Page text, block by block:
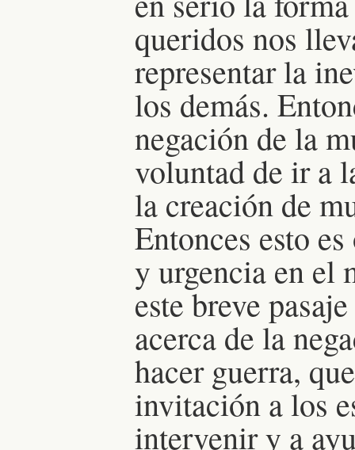
queridos nos
representar la
los demás.
negación de la
voluntad de ir a
la creación de
Entonces esto
y urgencia en el
este breve
acerca de la
hacer guerra,
invitación a los
intervenir y a